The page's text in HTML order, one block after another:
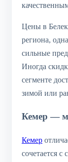
Цены в
региона,
сильные
Иногда
сегменте
зимой или
Кемер —
Кемер
сочетается